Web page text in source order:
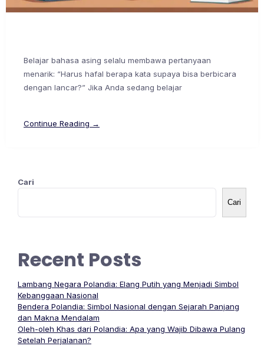
Belajar bahasa asing selalu membawa pertanyaan
menarik: “Harus hafal berapa kata supaya bisa berbicara
dengan lancar?” Jika Anda sedang belajar
Continue Reading →
Cari
Cari
Recent Posts
Lambang Negara Polandia: Elang Putih yang Menjadi Simbol
Kebanggaan Nasional
Bendera Polandia: Simbol Nasional dengan Sejarah Panjang
dan Makna Mendalam
Oleh-oleh Khas dari Polandia: Apa yang Wajib Dibawa Pulang
Setelah Perjalanan?